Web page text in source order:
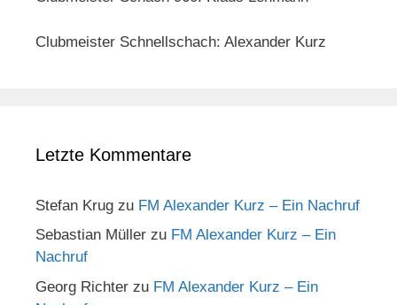
Clubmeister Schnellschach: Alexander Kurz
Letzte Kommentare
Stefan Krug zu FM Alexander Kurz – Ein Nachruf
Sebastian Müller zu FM Alexander Kurz – Ein
Nachruf
Georg Richter zu FM Alexander Kurz – Ein